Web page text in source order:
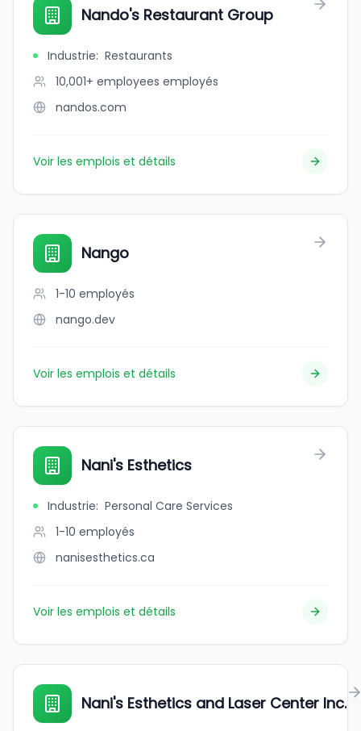
Nando's Restaurant Group
Industrie: Restaurants
10,001+ employees employés
nandos.com
Voir les emplois et détails
Nango
1-10 employés
nango.dev
Voir les emplois et détails
Nani's Esthetics
Industrie: Personal Care Services
1-10 employés
nanisesthetics.ca
Voir les emplois et détails
Nani's Esthetics and Laser Center Inc.